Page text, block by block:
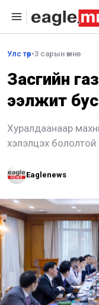
Улс төр•3 сарын өмнө
Засгийн
ээлжит
Хуралдаанаар
хэлэлцэх бололтой
Eaglenews